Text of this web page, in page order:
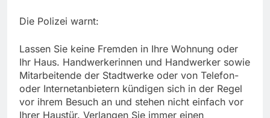
Die Polizei warnt:
Lassen Sie keine Fremden in Ihre Wohnung oder
Ihr Haus. Handwerkerinnen und Handwerker sowie
Mitarbeitende der Stadtwerke oder von Telefon-
oder Internetanbietern kündigen sich in der Regel
vor ihrem Besuch an und stehen nicht einfach vor
Ihrer Haustür. Verlangen Sie immer einen